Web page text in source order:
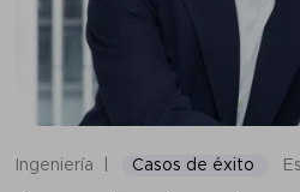
Ingeniería Casos de éxito